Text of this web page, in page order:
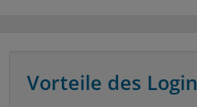
Vorteile des